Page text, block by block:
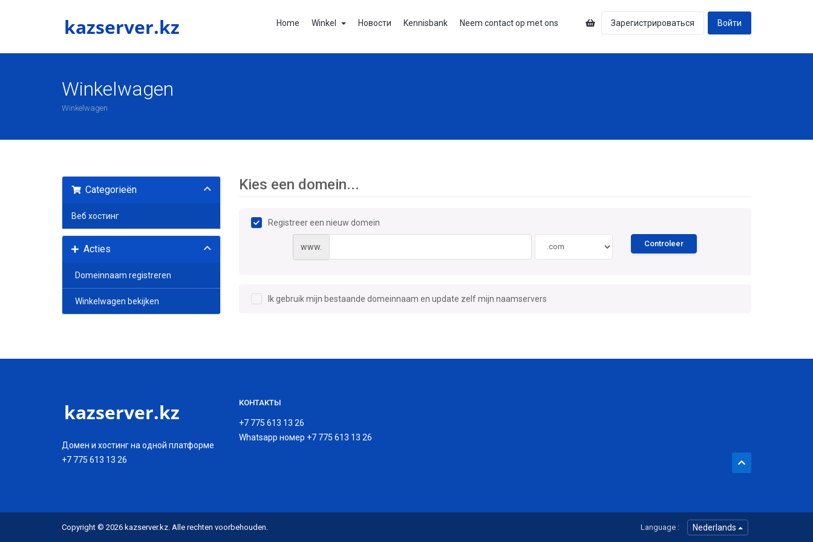
Home Winkel Новости Kennisbank Neem contact op met ons Зарегистрироваться Войти
Winkelwagen
Winkelwagen
Categorieën
Веб хостинг
Acties
Domeinnaam registreren
Winkelwagen bekijken
Kies een domein...
Registreer een nieuw domein
www. Controleer
Ik gebruik mijn bestaande domeinnaam en update zelf mijn naamservers
Домен и хостинг на одной платформе
+7 775 613 13 26
КОНТАКТЫ
+7 775 613 13 26
Whatsapp номер +7 775 613 13 26
Copyright © 2026 kazserver.kz. Alle rechten voorbehouden. Language : Nederlands